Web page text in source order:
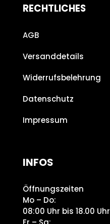
RECHTLICHES
AGB
Versanddetails
Widerrufsbelehrung
Datenschutz
Impressum
INFOS
Öffnungszeiten
Mo – Do:
08:00 Uhr bis 18.00 Uhr